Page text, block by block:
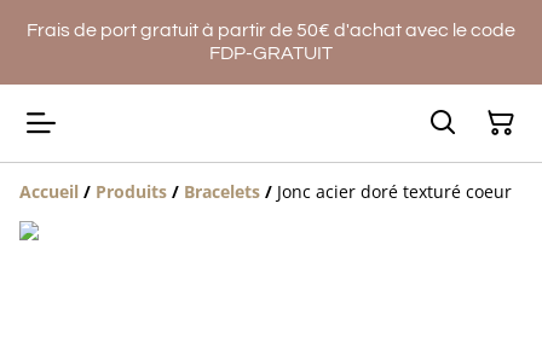
Frais de port gratuit à partir de 50€ d'achat avec le code
FDP-GRATUIT
Accueil / Produits / Bracelets / Jonc acier doré texturé coeur